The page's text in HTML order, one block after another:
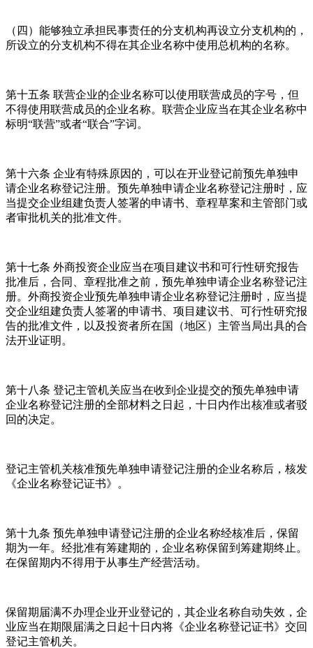
（四）能够独立承担民事责任的分支机构再设立分支机构的，
所设立的分支机构不得在其企业名称中使用总机构的名称。
第十五条 联营企业的企业名称可以使用联营成员的字号，但
不得使用联营成员的企业名称。联营企业应当在其企业名称中
标明“联营”或者“联合”字词。
第十六条 企业有特殊原因的，可以在开业登记前预先单独申
请企业名称登记注册。预先单独申请企业名称登记注册时，应
当提交企业组建负责人签署的申请书、章程草案和主管部门或
者审批机关的批准文件。
第十七条 外商投资企业应当在项目建议书和可行性研究报告
批准后，合同、章程批准之前，预先单独申请企业名称登记注
册。外商投资企业预先单独申请企业名称登记注册时，应当提
交企业组建负责人签署的申请书、项目建议书、可行性研究报
告的批准文件，以及投资者所在国（地区）主管当局出具的合
法开业证明。
第十八条 登记主管机关应当在收到企业提交的预先单独申请
企业名称登记注册的全部材料之日起，十日内作出核准或者驳
回的决定。
登记主管机关核准预先单独申请登记注册的企业名称后，核发
《企业名称登记证书》。
第十九条 预先单独申请登记注册的企业名称经核准后，保留
期为一年。经批准有筹建期的，企业名称保留到筹建期终止。
在保留期内不得用于从事生产经营活动。
保留期届满不办理企业开业登记的，其企业名称自动失效，企
业应当在期限届满之日起十日内将《企业名称登记证书》交回
登记主管机关。